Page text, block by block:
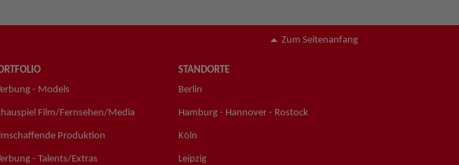
Zum Seitenanfang
- Models
Film/Fernsehen/Media
Produktion
- Talents/Extras
STANDORTE
Berlin
Hamburg - Hannover - Rostock
Köln
Leipzig